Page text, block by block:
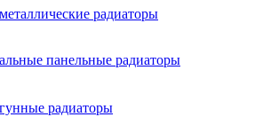
радиаторы
панельные радиаторы
радиаторы